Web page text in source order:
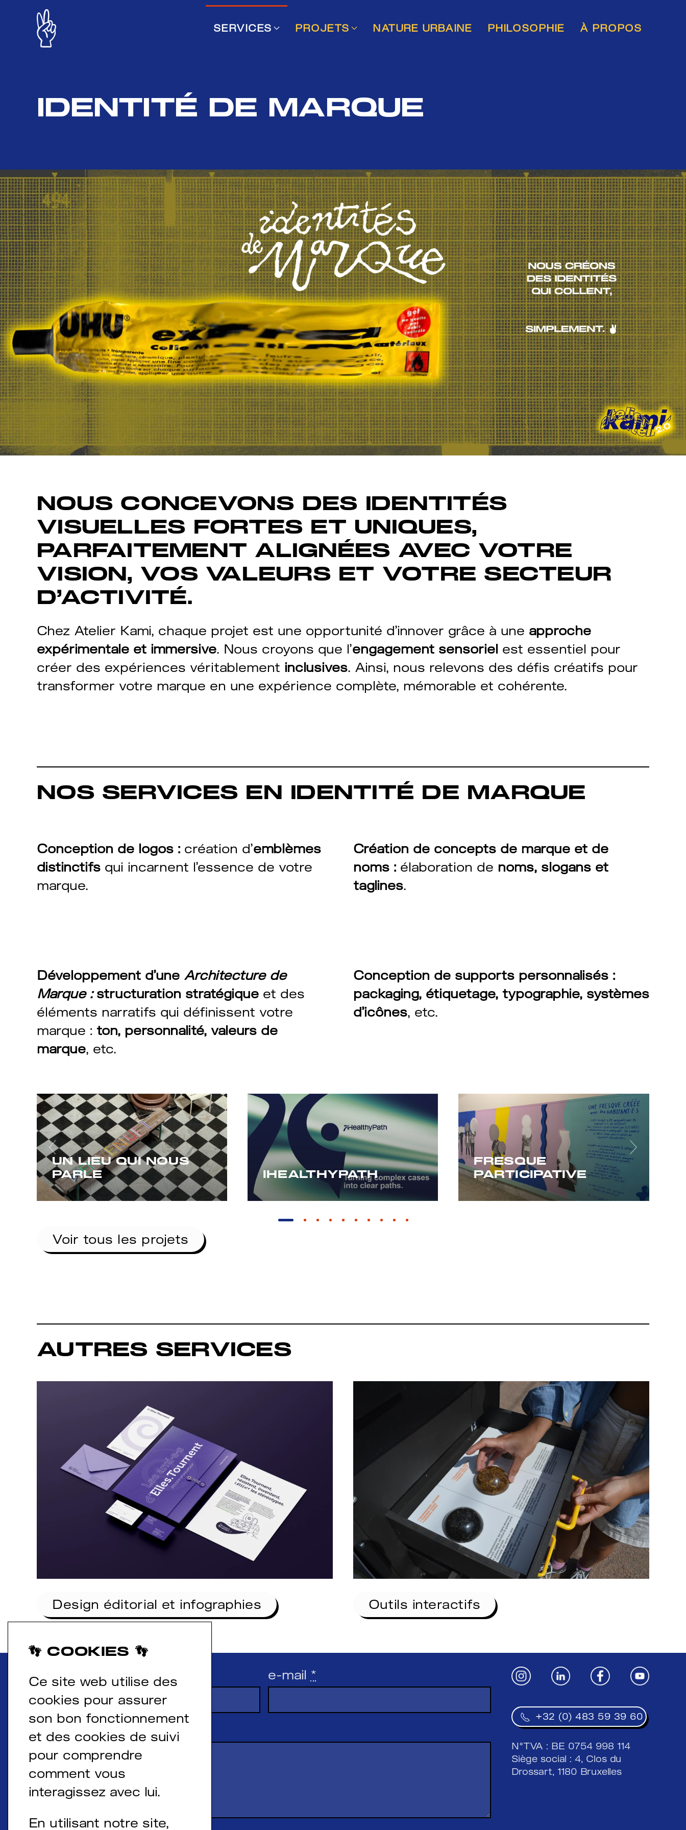
SERVICES PROJETS NATURE URBAINE PHILOSOPHIE À PROPOS
IDENTITÉ DE MARQUE
NOUS CONCEVONS DES IDENTITÉS
VISUELLES FORTES ET UNIQUES,
PARFAITEMENT ALIGNÉES AVEC VOTRE
VISION, VOS VALEURS ET VOTRE SECTEUR
D’ACTIVITÉ.
Chez Atelier Kami, chaque projet est une opportunité d’innover grâce à une approche
expérimentale et immersive. Nous croyons que l’engagement sensoriel est essentiel pour
créer des expériences véritablement inclusives. Ainsi, nous relevons des défis créatifs pour
transformer votre marque en une expérience complète, mémorable et cohérente.
NOS SERVICES EN IDENTITÉ DE MARQUE
Conception de logos : création d’emblèmes
distinctifs qui incarnent l’essence de votre
marque.
Création de concepts de marque et de
noms : élaboration de noms, slogans et
taglines.
Développement d’une Architecture de
Marque :structuration stratégique et des
éléments narratifs qui définissent votre
marque : ton, personnalité, valeurs de
marque, etc.
Conception de supports personnalisés :
packaging, étiquetage, typographie, systèmes
d’icônes, etc.
UN LIEU QUI NOUS
PARLE
IHEALTHYPATH
FRESQUE
PARTICIPATIVE
Voir tous les projets
AUTRES SERVICES
Design éditorial et infographies Outils interactifs
Nom e-mail *
Message*
+32 (0) 483 59 39 60
N°TVA : BE 0754 998 114
Siège social : 4, Clos du
Drossart, 1180 Bruxelles
👣 COOKIES 👣
Ce site web utilise des
cookies pour assurer
son bon fonctionnement
et des cookies de suivi
pour comprendre
comment vous
interagissez avec lui.
En utilisant notre site,